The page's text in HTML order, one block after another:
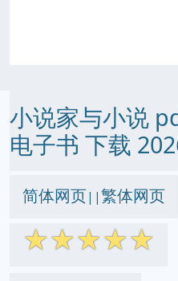
小说家与小说
电子书 下载
简体网页||繁体网页
☆☆☆☆☆